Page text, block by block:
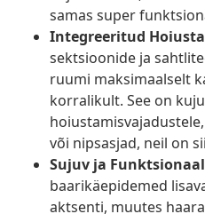
samas super
Integreeritud
sektsioonide ja
ruumi maksimaalselt
korralikult. See on
või nipsasjad, neil on
Sujuv ja
baarikäepidemed
aktsenti, muutes